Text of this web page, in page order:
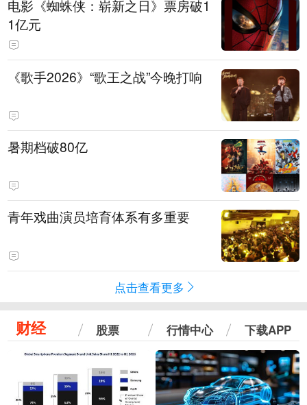
电影《蜘蛛侠：崭新之日》票房破1
1亿元
《歌手2026》“歌王之战”今晚打响
暑期档破80亿
青年戏曲演员培育体系有多重要
点击查看更多
财经 股票 行情中心 下载APP